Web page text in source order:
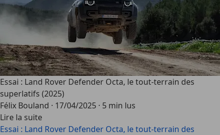
Essai : Land Rover Defender Octa, le tout-terrain des
superlatifs (2025)
Félix Bouland · 17/04/2025 · 5 min lus
Lire la suite
Essai : Land Rover Defender Octa, le tout-terrain des